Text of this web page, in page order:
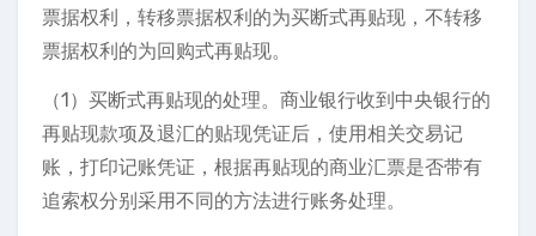
票据权利，转移票据权利的为买断式再贴现，不转移
票据权利的为回购式再贴现。
（1）买断式再贴现的处理。商业银行收到中央银行的
再贴现款项及退汇的贴现凭证后，使用相关交易记
账，打印记账凭证，根据再贴现的商业汇票是否带有
追索权分别采用不同的方法进行账务处理。